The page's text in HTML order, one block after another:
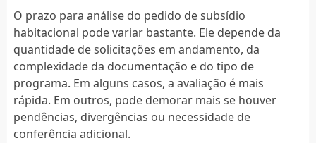
O prazo para análise do pedido de subsídio
habitacional pode variar bastante. Ele depende da
quantidade de solicitações em andamento, da
complexidade da documentação e do tipo de
programa. Em alguns casos, a avaliação é mais
rápida. Em outros, pode demorar mais se houver
pendências, divergências ou necessidade de
conferência adicional.